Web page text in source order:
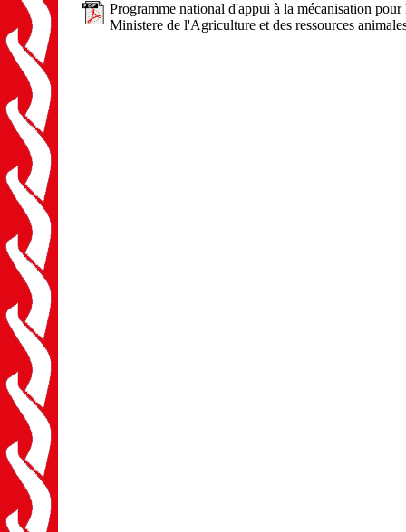
Programme national d'appui à la mécanisation
Ministere de l'Agriculture et des ressources